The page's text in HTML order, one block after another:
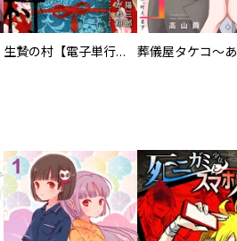
生贄の村【電子単行本版】